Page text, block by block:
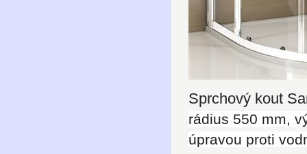
Sprchový kout
rádius 550 mm,
úpravou proti